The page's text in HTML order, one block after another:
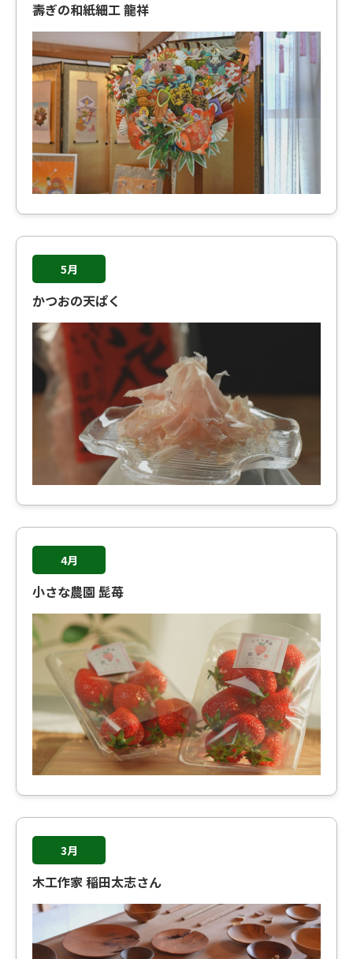
壽ぎの和紙細工 龍祥
5月
かつおの天ぱく
4月
小さな農園 髭苺
3月
木工作家 稲田太志さん